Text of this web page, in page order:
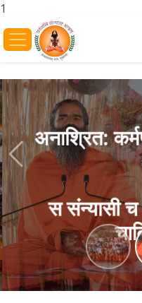
1
अनाश्रित:
स संन्यासी च
Previous